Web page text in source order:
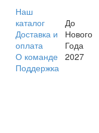
Наш
каталог
Доставка и
оплата
О команде
Поддержка
До
Нового
Года
2027